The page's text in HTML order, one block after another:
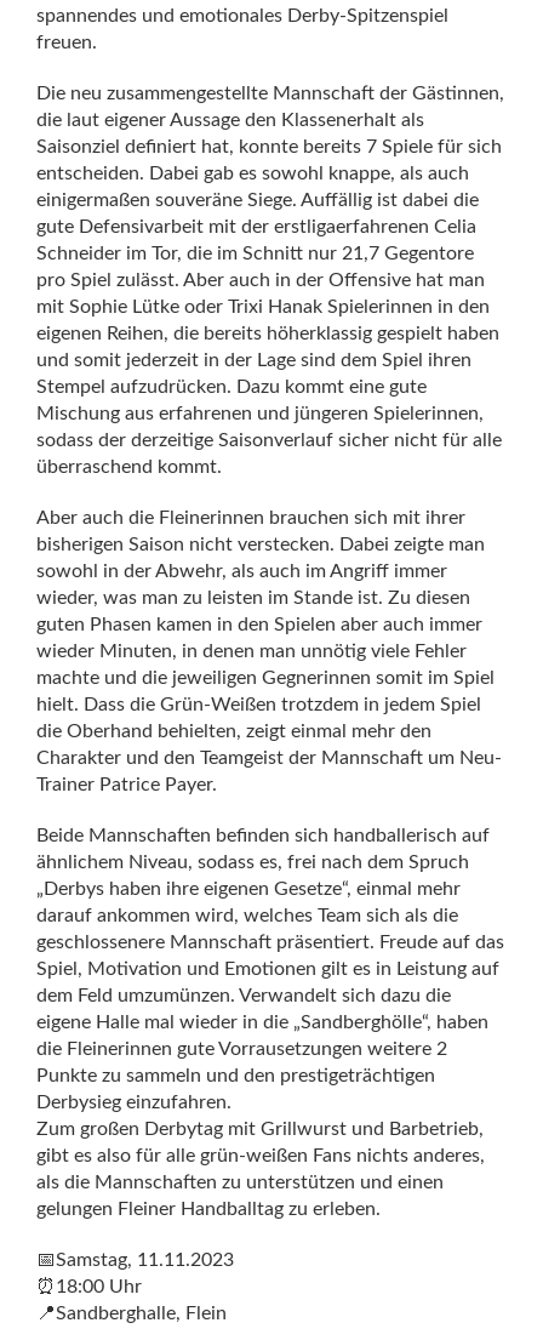
spannendes und emotionales Derby-Spitzenspiel
freuen.
Die neu zusammengestellte Mannschaft der Gästinnen,
die laut eigener Aussage den Klassenerhalt als
Saisonziel definiert hat, konnte bereits 7 Spiele für sich
entscheiden. Dabei gab es sowohl knappe, als auch
einigermaßen souveräne Siege. Auffällig ist dabei die
gute Defensivarbeit mit der erstligaerfahrenen Celia
Schneider im Tor, die im Schnitt nur 21,7 Gegentore
pro Spiel zulässt. Aber auch in der Offensive hat man
mit Sophie Lütke oder Trixi Hanak Spielerinnen in den
eigenen Reihen, die bereits höherklassig gespielt haben
und somit jederzeit in der Lage sind dem Spiel ihren
Stempel aufzudrücken. Dazu kommt eine gute
Mischung aus erfahrenen und jüngeren Spielerinnen,
sodass der derzeitige Saisonverlauf sicher nicht für alle
überraschend kommt.
Aber auch die Fleinerinnen brauchen sich mit ihrer
bisherigen Saison nicht verstecken. Dabei zeigte man
sowohl in der Abwehr, als auch im Angriff immer
wieder, was man zu leisten im Stande ist. Zu diesen
guten Phasen kamen in den Spielen aber auch immer
wieder Minuten, in denen man unnötig viele Fehler
machte und die jeweiligen Gegnerinnen somit im Spiel
hielt. Dass die Grün-Weißen trotzdem in jedem Spiel
die Oberhand behielten, zeigt einmal mehr den
Charakter und den Teamgeist der Mannschaft um Neu-
Trainer Patrice Payer.
Beide Mannschaften befinden sich handballerisch auf
ähnlichem Niveau, sodass es, frei nach dem Spruch
„Derbys haben ihre eigenen Gesetze“, einmal mehr
darauf ankommen wird, welches Team sich als die
geschlossenere Mannschaft präsentiert. Freude auf das
Spiel, Motivation und Emotionen gilt es in Leistung auf
dem Feld umzumünzen. Verwandelt sich dazu die
eigene Halle mal wieder in die „Sandberghölle“, haben
die Fleinerinnen gute Vorrausetzungen weitere 2
Punkte zu sammeln und den prestigeträchtigen
Derbysieg einzufahren.
Zum großen Derbytag mit Grillwurst und Barbetrieb,
gibt es also für alle grün-weißen Fans nichts anderes,
als die Mannschaften zu unterstützen und einen
gelungen Fleiner Handballtag zu erleben.
📅Samstag, 11.11.2023
⏰18:00 Uhr
📍Sandberghalle, Flein